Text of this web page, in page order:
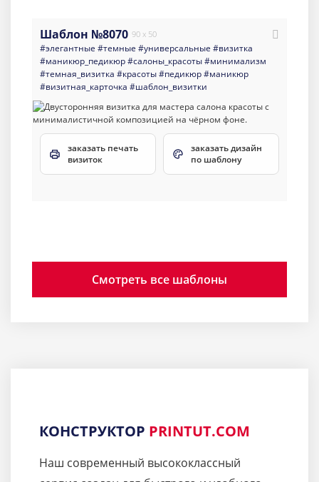
Шаблон №8070 90 x 50
#элегантные #темные #универсальные #визитка
#маникюр_педикюр#салоны_красоты#минимализм
#темная_визитка #красоты#педикюр#маникюр
#визитная_карточка #шаблон_визитки
заказать печать
визиток
заказать дизайн
по шаблону
Смотреть все шаблоны
КОНСТРУКТОР PRINTUT.COM
Наш современный высококлассный